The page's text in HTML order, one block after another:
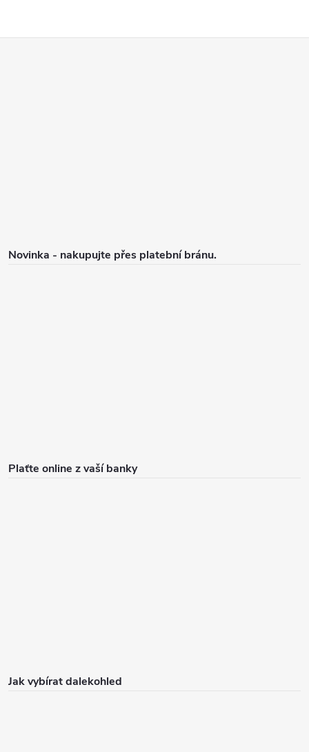
Novinka - nakupujte přes platební bránu.
Plaťte online z vaší banky
Jak vybírat dalekohled